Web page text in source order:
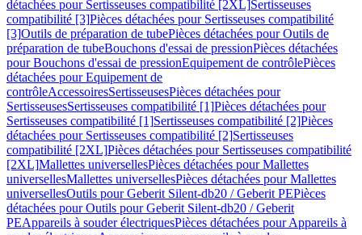
détachées pour Sertisseuses compatibilité [2XL]Sertisseuses
compatibilité [3]Pièces détachées pour Sertisseuses compatibilité
[3]Outils de préparation de tubePièces détachées pour Outils de
préparation de tubeBouchons d'essai de pressionPièces détachées
pour Bouchons d'essai de pressionEquipement de contrôlePièces
détachées pour Equipement de
contrôleAccessoiresSertisseusesPièces détachées pour
SertisseusesSertisseuses compatibilité [1]Pièces détachées pour
Sertisseuses compatibilité [1]Sertisseuses compatibilité [2]Pièces
détachées pour Sertisseuses compatibilité [2]Sertisseuses
compatibilité [2XL]Pièces détachées pour Sertisseuses compatibilité
[2XL]Mallettes universellesPièces détachées pour Mallettes
universellesMallettes universellesPièces détachées pour Mallettes
universellesOutils pour Geberit Silent-db20 / Geberit PEPièces
détachées pour Outils pour Geberit Silent-db20 / Geberit
PEAppareils à souder électriquesPièces détachées pour Appareils à